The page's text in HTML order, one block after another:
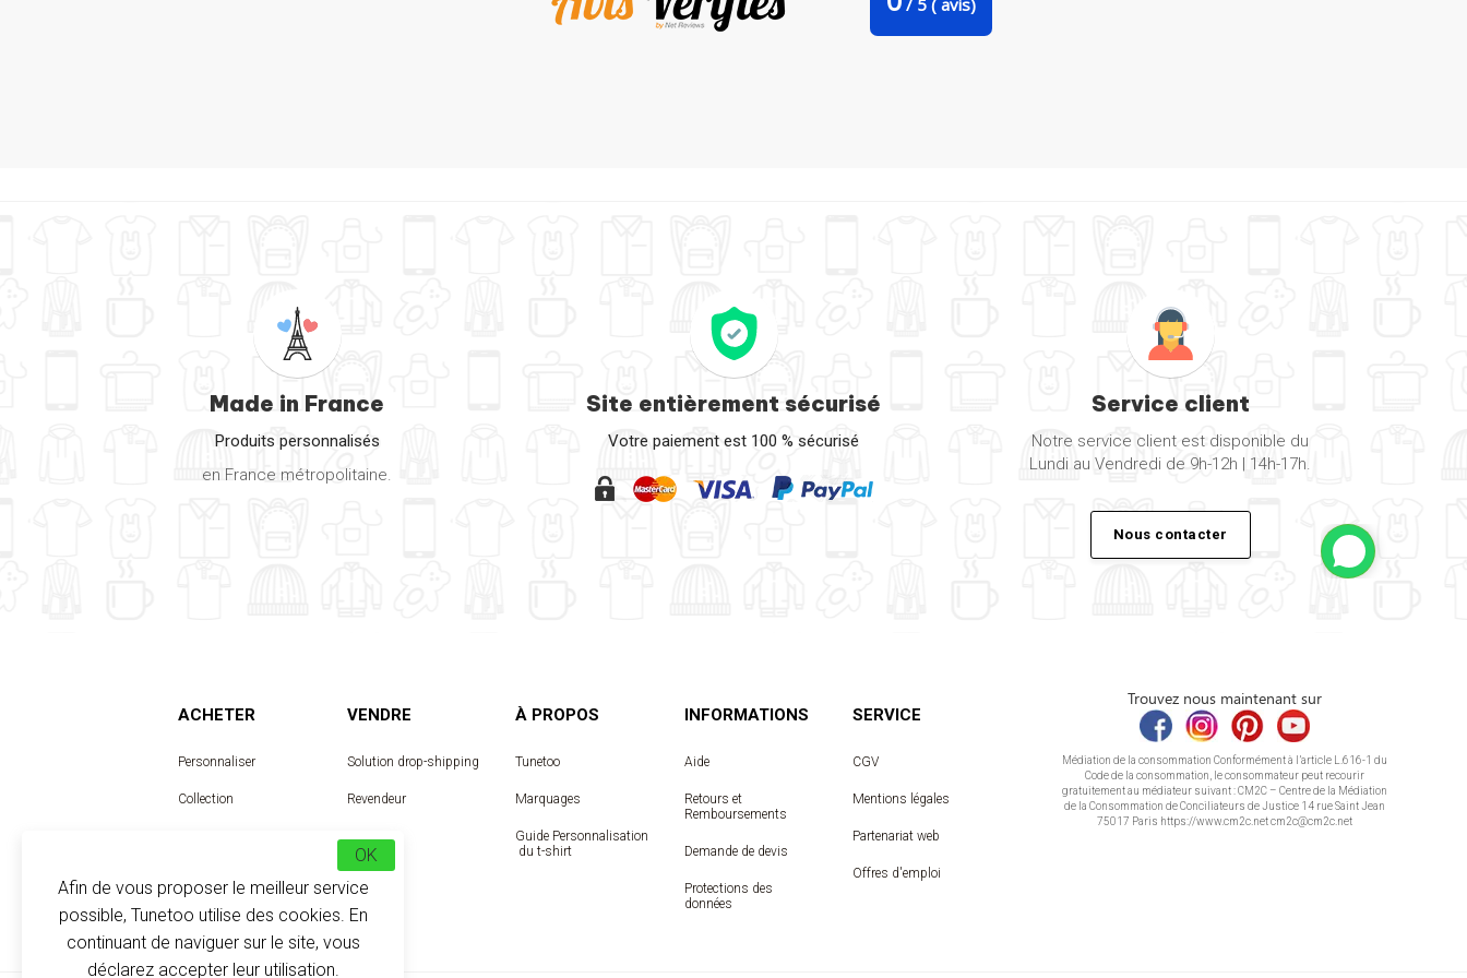
/ 5 ( avis)
Made in France
Produits personnalisés
en France métropolitaine.
Site entièrement sécurisé
Votre paiement est 100 % sécurisé
Service client
Notre service client est disponible du
Lundi au Vendredi de 9h-12h | 14h-17h.
Nous contacter
ACHETER
Personnaliser
Collection
VENDRE
Solution drop-shipping
Revendeur
À PROPOS
Tunetoo
Marquages
Guide Personnalisation
du t-shirt
INFORMATIONS
Aide
Retours et
Remboursements
Demande de devis
Protections des
données
SERVICE
CGV
Mentions légales
Partenariat web
Offres d'emploi
Trouvez nous maintenant sur
Médiation de la consommation Conformément à l’article L.616-1 du
Code de la consommation, le consommateur peut recourir
gratuitement au médiateur suivant : CM2C – Centre de la Médiation
de la Consommation de Conciliateurs de Justice 14 rue Saint Jean
75017 Paris https://www.cm2c.net cm2c@cm2c.net
Afin de vous proposer le meilleur service
possible, Tunetoo utilise des cookies. En
continuant de naviguer sur le site, vous
déclarez accepter leur utilisation.
OK